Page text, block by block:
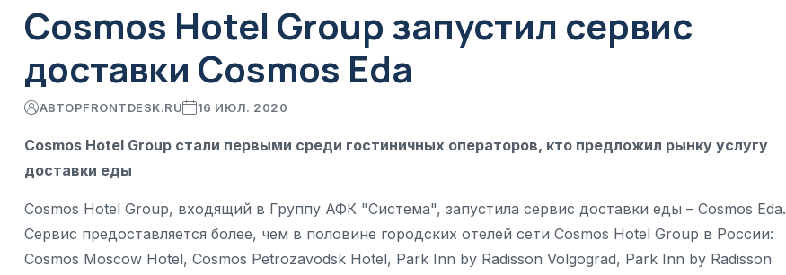
Cosmos Hotel Group запустил сервис
доставки Cosmos Eda
АВТОРFRONTDESK.RU 16 ИЮЛ. 2020
Cosmos Hotel Group стали первыми среди гостиничных операторов, кто предложил рынку услугу
доставки еды
Cosmos Hotel Group, входящий в Группу АФК "Система", запустила сервис доставки еды – Cosmos Eda.
Сервис предоставляется более, чем в половине городских отелей сети Cosmos Hotel Group в России:
Cosmos Moscow Hotel, Cosmos Petrozavodsk Hotel, Park Inn by Radisson Volgograd, Park Inn by Radisson